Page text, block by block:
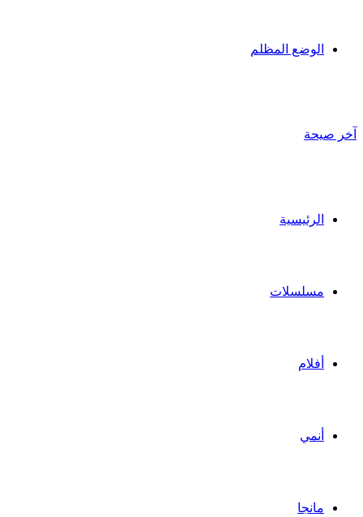
الوضع المظلم
آخر صيحة
الرئيسية
مسلسلات
أفلام
أنمي
مانجا